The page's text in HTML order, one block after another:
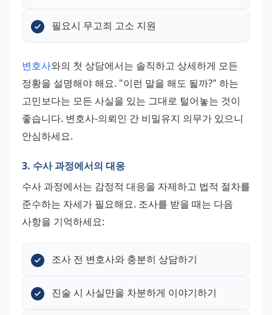
필요시 무고죄 고소 지원
변호사와의 첫 상담에서는 솔직하고 상세하게 모든
정황을 설명해야 해요. "이런 말을 해도 될까?" 하는
고민보다는 모든 사실을 있는 그대로 털어놓는 것이
좋습니다. 변호사-의뢰인 간 비밀유지 의무가 있으니
안심하세요.
3. 수사 과정에서의 대응
수사 과정에서는 감정적 대응을 자제하고 법적 절차를
준수하는 자세가 필요해요. 조사를 받을 때는 다음
사항을 기억하세요:
조사 전 변호사와 충분히 상담하기
진술 시 사실만을 차분하게 이야기하기